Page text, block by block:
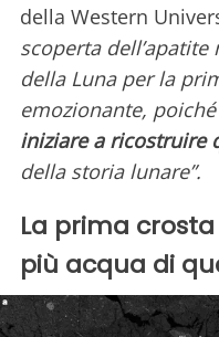
della Western
scoperta
della Luna per la
emozionante,
iniziare a ricostruire
della storia lunare”.
La prima
più acqua di